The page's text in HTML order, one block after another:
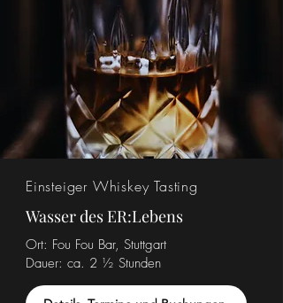
Einsteiger Whiskey Tasting
Wasser des ER:Lebens
Ort: Fou Fou Bar, Stuttgart
Dauer: ca. 2 ½ Stunden